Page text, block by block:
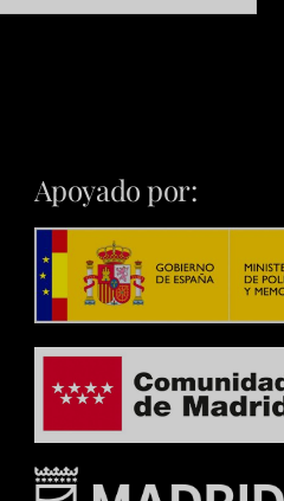
Apoyado por: